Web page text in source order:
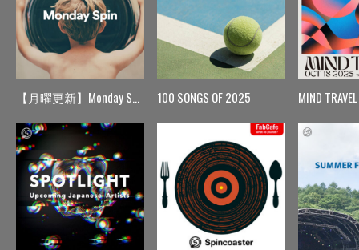
【月曜更新】Monday Spin 100 SONGS OF 2025 MIND TRAVEL